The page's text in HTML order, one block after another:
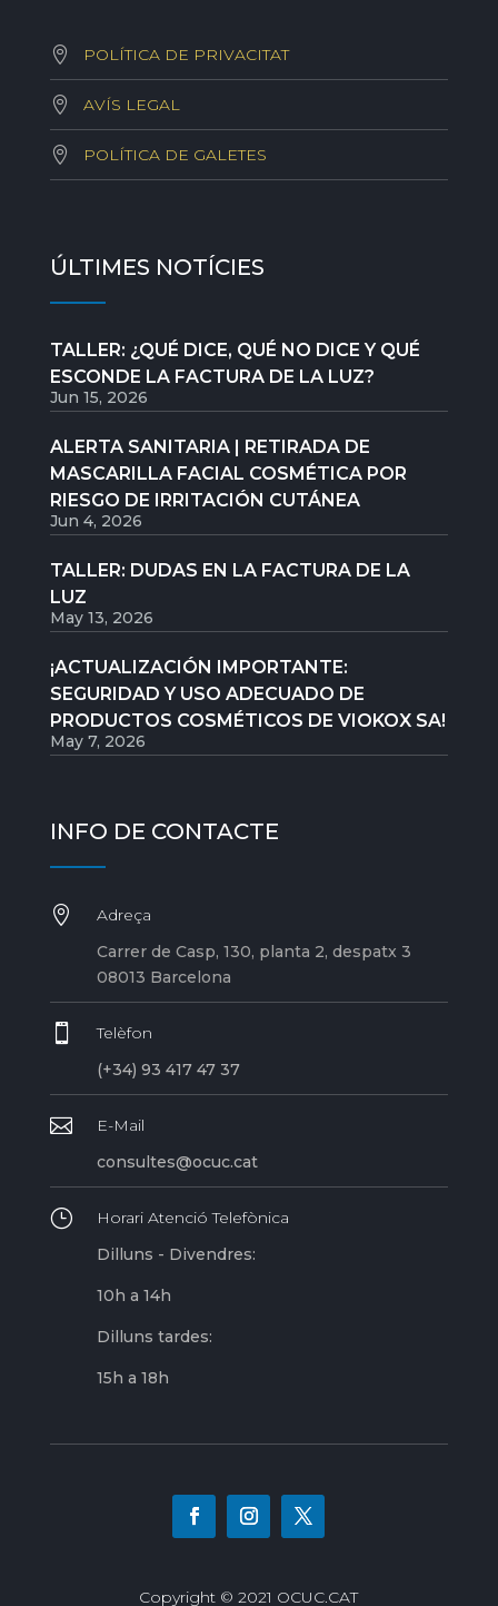
POLÍTICA DE PRIVACITAT
AVÍS LEGAL
POLÍTICA DE GALETES
ÚLTIMES NOTÍCIES
TALLER: ¿QUÉ DICE, QUÉ NO DICE Y QUÉ
ESCONDE LA FACTURA DE LA LUZ?
Jun 15, 2026
ALERTA SANITARIA | RETIRADA DE
MASCARILLA FACIAL COSMÉTICA POR
RIESGO DE IRRITACIÓN CUTÁNEA
Jun 4, 2026
TALLER: DUDAS EN LA FACTURA DE LA
LUZ
May 13, 2026
¡ACTUALIZACIÓN IMPORTANTE:
SEGURIDAD Y USO ADECUADO DE
PRODUCTOS COSMÉTICOS DE VIOKOX SA!
May 7, 2026
INFO DE CONTACTE

Adreça
Carrer de Casp, 130, planta 2, despatx 3
08013 Barcelona

Telèfon
(+34) 93 417 47 37

E-Mail
consultes@ocuc.cat
}
Horari Atenció Telefònica
Dilluns - Divendres:
10h a 14h
Dilluns tardes:
15h a 18h
Copyright © 2021 OCUC.CAT